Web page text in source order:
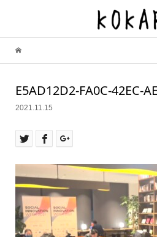
E5AD12D2-FA0C-42EC-
2021.11.15